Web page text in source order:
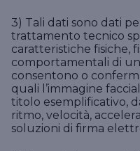
3) Tali dati sono dati
trattamento tecnico
caratteristiche fisiche,
comportamentali di
consentono o
quali l’immagine
titolo esemplificativo,
ritmo, velocità,
soluzioni di firma